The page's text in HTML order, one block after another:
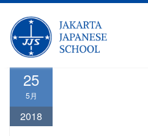
content
月:2018年5月
25
5月
2018